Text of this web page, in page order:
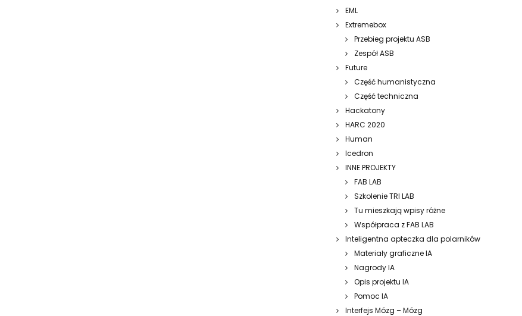
EML
Extremebox
Przebieg projektu ASB
Zespół ASB
Future
Część humanistyczna
Część techniczna
Hackatony
HARC 2020
Human
Icedron
INNE PROJEKTY
FAB LAB
Szkolenie TRI LAB
Tu mieszkają wpisy różne
Współpraca z FAB LAB
Inteligentna apteczka dla polarników
Materiały graficzne IA
Nagrody IA
Opis projektu IA
Pomoc IA
Interfejs Mózg – Mózg